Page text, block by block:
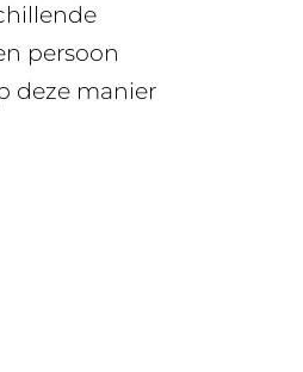
persoon
deze manier